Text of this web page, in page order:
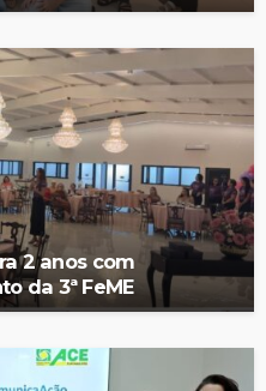
2 anos com
da 3ª FeME